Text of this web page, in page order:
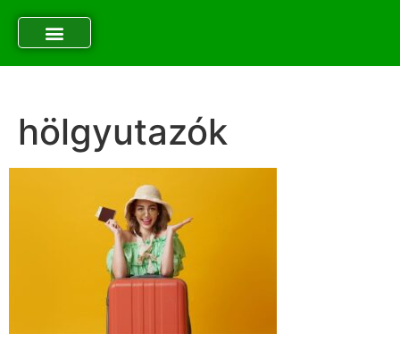
hölgyutazók